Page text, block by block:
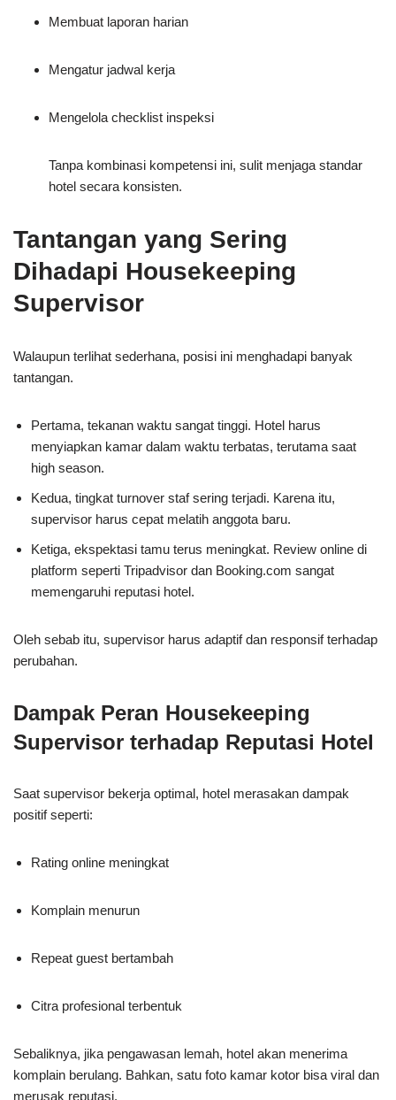
Membuat laporan harian
Mengatur jadwal kerja
Mengelola checklist inspeksi
Tanpa kombinasi kompetensi ini, sulit menjaga standar
hotel secara konsisten.
Tantangan yang Sering
Dihadapi Housekeeping
Supervisor
Walaupun terlihat sederhana, posisi ini menghadapi banyak
tantangan.
Pertama, tekanan waktu sangat tinggi. Hotel harus
menyiapkan kamar dalam waktu terbatas, terutama saat
high season.
Kedua, tingkat turnover staf sering terjadi. Karena itu,
supervisor harus cepat melatih anggota baru.
Ketiga, ekspektasi tamu terus meningkat. Review online di
platform seperti Tripadvisor dan Booking.com sangat
memengaruhi reputasi hotel.
Oleh sebab itu, supervisor harus adaptif dan responsif terhadap
perubahan.
Dampak Peran Housekeeping
Supervisor terhadap Reputasi Hotel
Saat supervisor bekerja optimal, hotel merasakan dampak
positif seperti:
Rating online meningkat
Komplain menurun
Repeat guest bertambah
Citra profesional terbentuk
Sebaliknya, jika pengawasan lemah, hotel akan menerima
komplain berulang. Bahkan, satu foto kamar kotor bisa viral dan
merusak reputasi.